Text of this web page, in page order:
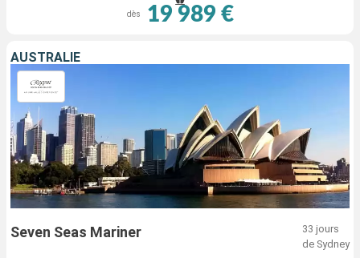
dès 19 989 €
AUSTRALIE
Seven Seas Mariner
33 jours
de Sydney